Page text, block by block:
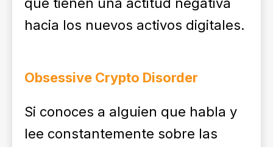
hacia los nuevos activos digitales.
Obsessive Crypto Disorder
Si conoces a alguien que habla y
lee constantemente sobre las